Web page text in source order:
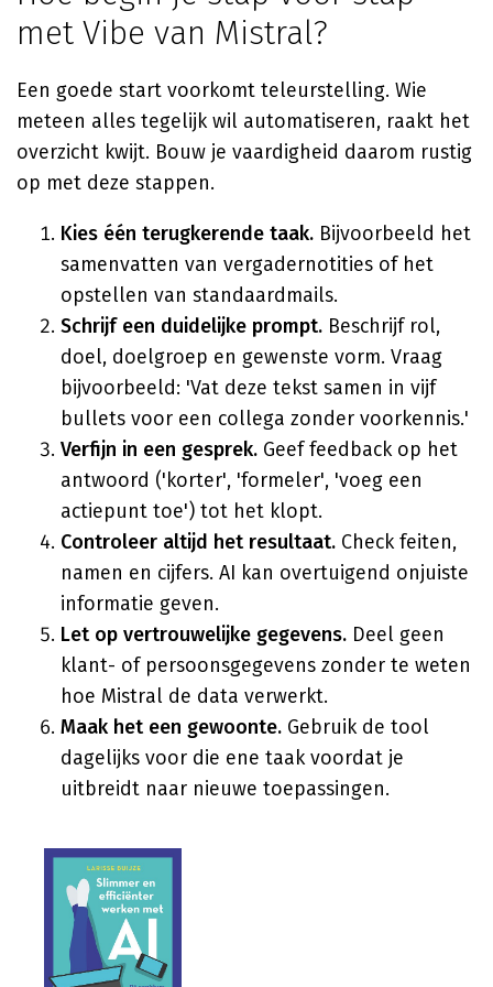
met Vibe van Mistral?
Een goede start voorkomt teleurstelling. Wie
meteen alles tegelijk wil automatiseren, raakt het
overzicht kwijt. Bouw je vaardigheid daarom rustig
op met deze stappen.
Kies één terugkerende taak. Bijvoorbeeld het
samenvatten van vergadernotities of het
opstellen van standaardmails.
Schrijf een duidelijke prompt. Beschrijf rol,
doel, doelgroep en gewenste vorm. Vraag
bijvoorbeeld: 'Vat deze tekst samen in vijf
bullets voor een collega zonder voorkennis.'
Verfijn in een gesprek. Geef feedback op het
antwoord ('korter', 'formeler', 'voeg een
actiepunt toe') tot het klopt.
Controleer altijd het resultaat. Check feiten,
namen en cijfers. AI kan overtuigend onjuiste
informatie geven.
Let op vertrouwelijke gegevens. Deel geen
klant- of persoonsgegevens zonder te weten
hoe Mistral de data verwerkt.
Maak het een gewoonte. Gebruik de tool
dagelijks voor die ene taak voordat je
uitbreidt naar nieuwe toepassingen.